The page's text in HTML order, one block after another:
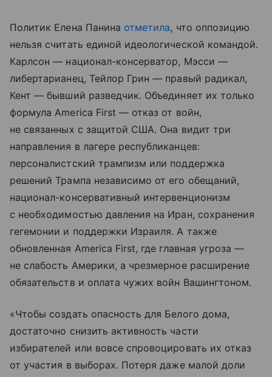
Политик Елена Панина отметила, что оппозицию
нельзя считать единой идеологической командой.
Карлсон — национал-консерватор, Мэсси —
либертарианец, Тейлор Грин — правый радикал,
Кент — бывший разведчик. Объединяет их только
формула America First — отказ от войн,
не связанных с защитой США. Она видит три
направления в лагере республиканцев:
персоналистский трампизм или поддержка
решений Трампа независимо от его обещаний,
национал-консервативный интервенционизм
с необходимостью давления на Иран, сохранения
гегемонии и поддержки Израиля. А также
обновленная America First, где главная угроза —
не слабость Америки, а чрезмерное расширение
обязательств и оплата чужих войн Вашингтоном.
«Чтобы создать опасность для Белого дома,
достаточно снизить активность части
избирателей или вовсе спровоцировать их отказ
от участия в выборах. Потеря даже малой доли